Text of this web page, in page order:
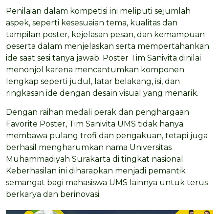
Penilaian dalam kompetisi ini meliputi sejumlah
aspek, seperti kesesuaian tema, kualitas dan
tampilan poster, kejelasan pesan, dan kemampuan
peserta dalam menjelaskan serta mempertahankan
ide saat sesi tanya jawab. Poster Tim Sanivita dinilai
menonjol karena mencantumkan komponen
lengkap seperti judul, latar belakang, isi, dan
ringkasan ide dengan desain visual yang menarik.
Dengan raihan medali perak dan penghargaan
Favorite Poster, Tim Sanivita UMS tidak hanya
membawa pulang trofi dan pengakuan, tetapi juga
berhasil mengharumkan nama Universitas
Muhammadiyah Surakarta di tingkat nasional.
Keberhasilan ini diharapkan menjadi pemantik
semangat bagi mahasiswa UMS lainnya untuk terus
berkarya dan berinovasi.